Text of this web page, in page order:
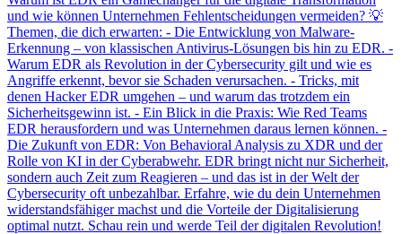
und wie können Unternehmen Fehlentscheidungen vermeiden? 💡
Themen, die dich erwarten: - Die Entwicklung von Malware-
Erkennung – von klassischen Antivirus-Lösungen bis hin zu EDR. -
Warum EDR als Revolution in der Cybersecurity gilt und wie es
Angriffe erkennt, bevor sie Schaden verursachen. - Tricks, mit
denen Hacker EDR umgehen – und warum das trotzdem ein
Sicherheitsgewinn ist. - Ein Blick in die Praxis: Wie Red Teams
EDR herausfordern und was Unternehmen daraus lernen können. -
Die Zukunft von EDR: Von Behavioral Analysis zu XDR und der
Rolle von KI in der Cyberabwehr. EDR bringt nicht nur Sicherheit,
sondern auch Zeit zum Reagieren – und das ist in der Welt der
Cybersecurity oft unbezahlbar. Erfahre, wie du dein Unternehmen
widerstandsfähiger machst und die Vorteile der Digitalisierung
optimal nutzt. Schau rein und werde Teil der digitalen Revolution!